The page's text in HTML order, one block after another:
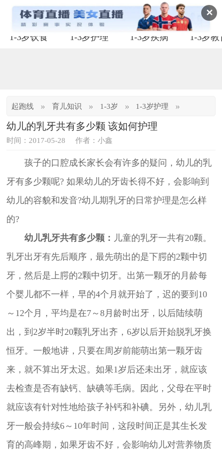
✕
1-3岁饮食 1-3岁护理 1-3岁疾病 1-3岁教
起跑线 » 育儿知识 » 1-3岁 » 1-3岁护理 »
幼儿的乳牙共有多少颗 该如何护理
时间：2017-05-28 作者：小鑫
孩子的口腔成长家长会有许多的疑问，幼儿的乳
牙有多少颗呢? 如果幼儿的牙齿长得不好，会影响到
幼儿的容貌和发音?幼儿期乳牙的日常护理是怎么样
的?
幼儿乳牙共有多少颗： 儿童的乳牙一共有20颗。
乳牙出牙有先后顺序，最先萌出的是下腭的2颗中切
牙，然后是上腭的2颗中切牙。出第一颗牙的月龄每
个婴儿都不一样，早的4个月就开始了，迟的要到10
～12个月，平均是在7～8月龄时出牙，以后陆续萌
出，到2岁半时20颗乳牙出齐，6岁以后开始脱乳牙换
恒牙。一般地讲，只要在周岁前能萌出第一颗牙齿
来，就不算出牙太迟。如果1岁后还未出牙，就应该
去检查是否有缺钙、缺碘等毛病。因此，父母在平时
就应该有针对性地给孩子补钙和补碘。另外，幼儿乳
牙一般会持续6～10年时间，这段时间正是其生长发
育的高峰期，如果牙齿不好，会影响幼儿对营养物质